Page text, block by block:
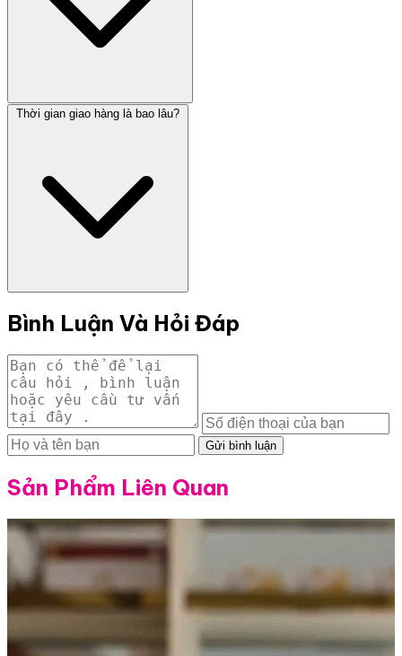
Thời gian giao hàng là bao lâu?
Bình Luận Và Hỏi Đáp
Gửi bình luận
Sản Phẩm Liên Quan